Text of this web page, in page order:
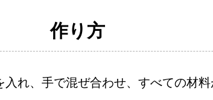
作り方
れ、手で混ぜ合わせ、すべての材